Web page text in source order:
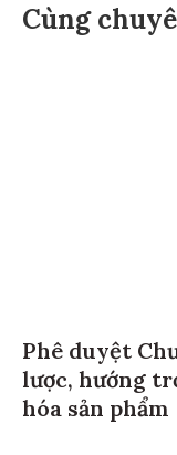
Cùng
Phê duyệt
lược, hướng
hóa sản phẩm